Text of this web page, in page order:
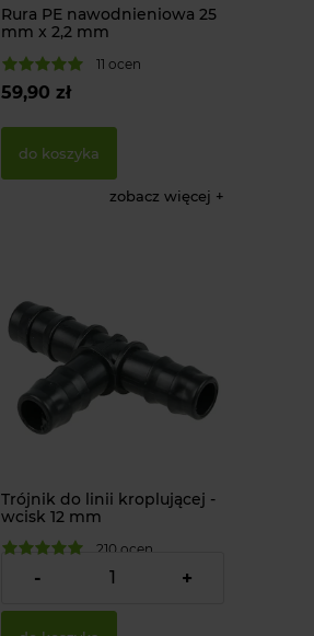
Rura PE nawodnieniowa 25
mm x 2,2 mm
11 ocen
59,90 zł
do koszyka
zobacz więcej
Trójnik do linii kroplującej -
wcisk 12 mm
210 ocen
1,49 zł
- +